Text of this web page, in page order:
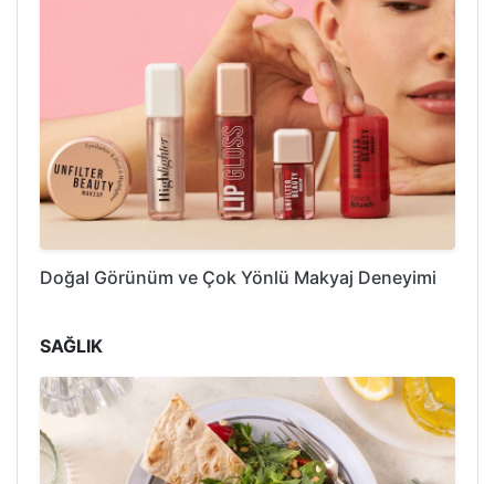
Doğal Görünüm ve Çok Yönlü Makyaj Deneyimi
SAĞLIK